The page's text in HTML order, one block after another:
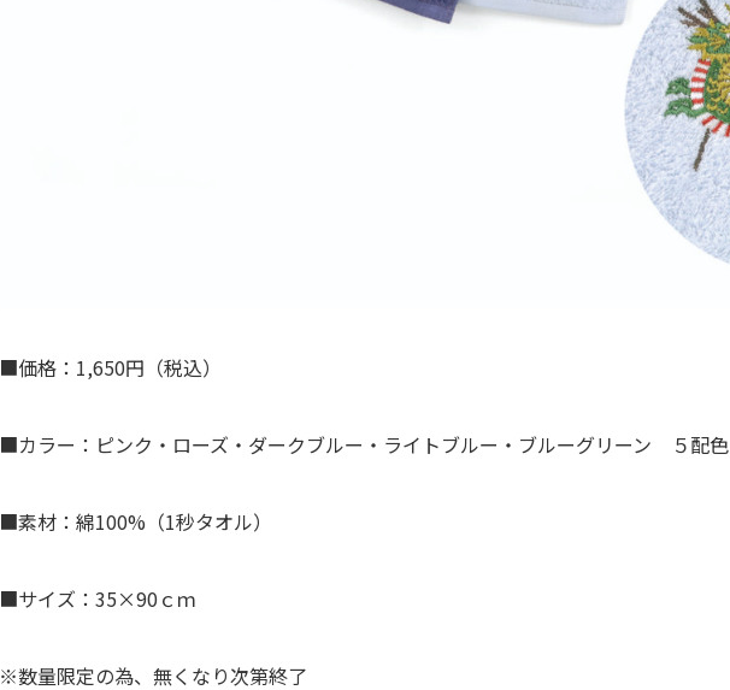
■価格：1,650円（税込）
■カラー：ピンク・ローズ・ダークブルー・ライトブルー・ブルーグリーン ５配色
■素材：綿100%（1秒タオル）
■サイズ：35×90ｃｍ
※数量限定の為、無くなり次第終了